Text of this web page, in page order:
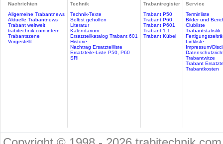
Nachrichten
Allgemeine Trabantnews
Aktuelle Trabantnews
Trabant weltweit
trabitechnik.com intern
Trabantszene
Vorgestellt
Technik
Technik-Texte
Selbst geholfen
Literatur
Kalendarium
Ersatzteilkatalog Trabant 601
Historie
Nachtrag Ersatzteilliste
Ersatzteile-Liste P50, P60
SRI
Trabantregister
Trabant P50
Trabant P60
Trabant P601
Trabant 1.1
Trabant Kübel
Service
Terminliste
Bilder und
Clubliste
Trabantstatistik
Linkliste
Impressum/
Trabantwitze
Trabant
Trabantkosten